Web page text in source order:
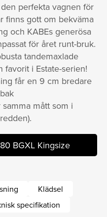
perfekta vagnen för
finns gott om bekväma
och KABEs generösa
för året runt-bruk.
tandemaxlade
i Estate-serien!
får en 9 cm bredare
mått som i
BGXL Kingsize
Klädsel
specifikation